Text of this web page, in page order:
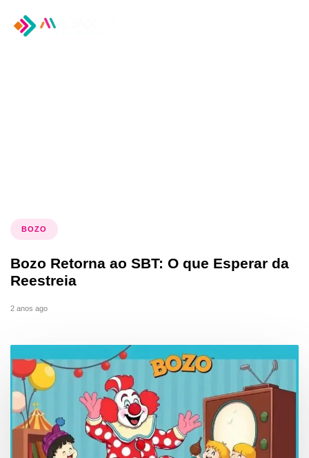
BOZO
Bozo Retorna ao SBT: O que Esperar da
Reestreia
2 anos ago